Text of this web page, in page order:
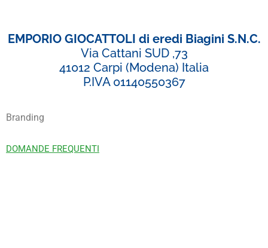
EMPORIO GIOCATTOLI di eredi Biagini S.N.C.
Via Cattani SUD ,73
41012 Carpi (Modena) Italia
P.IVA 01140550367
Branding
DOMANDE FREQUENTI